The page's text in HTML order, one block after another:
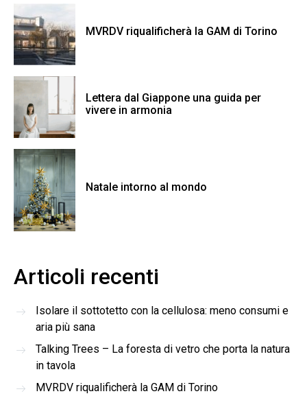
MVRDV riqualificherà la GAM di Torino
Lettera dal Giappone una guida per
vivere in armonia
Natale intorno al mondo
Articoli recenti
Isolare il sottotetto con la cellulosa: meno consumi e
aria più sana
Talking Trees – La foresta di vetro che porta la natura
in tavola
MVRDV riqualificherà la GAM di Torino